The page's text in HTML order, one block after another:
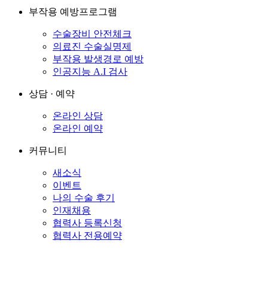
부작용 예방프로그램
수술장비 안전체크
의료진 수술실명제
부작용 발생경로 예방
인공지능 A.I 검사
상담 · 예약
온라인 상담
온라인 예약
커뮤니티
새소식
이벤트
나의 수술 후기
인재채용
협력사 등록신청
협력사 전용예약